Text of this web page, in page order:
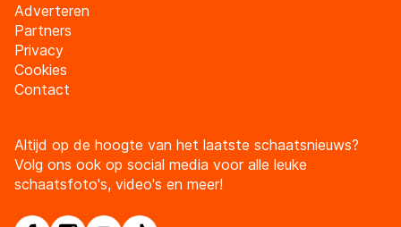
Adverteren
Partners
Privacy
Cookies
Contact
Altijd op de hoogte van het laatste schaatsnieuws?
Volg ons ook op social media voor alle leuke
schaatsfoto's, video's en meer!